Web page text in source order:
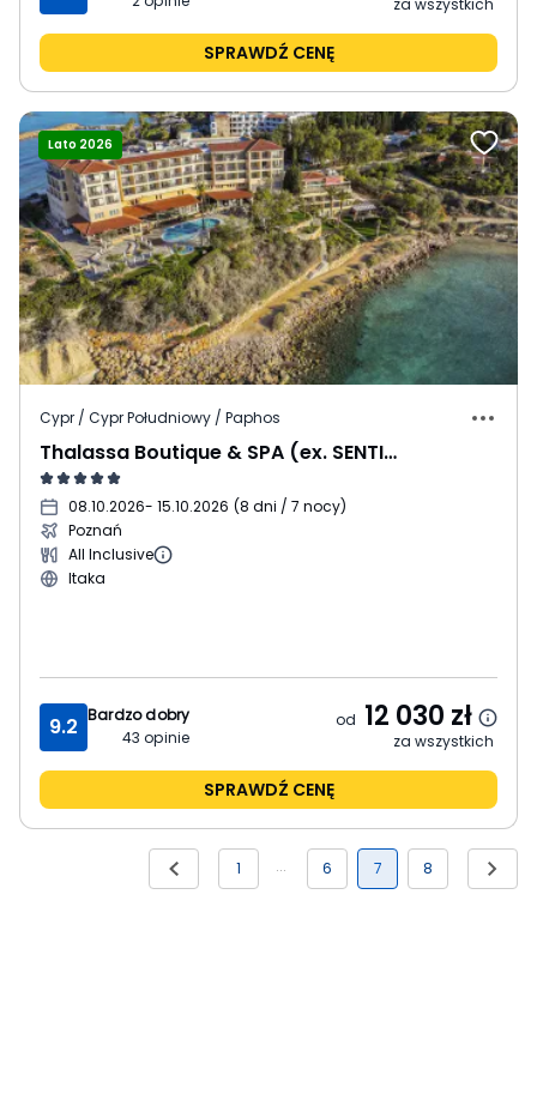
za wszystkich
SPRAWDŹ CENĘ
Lato 2026
Cypr / Cypr Południowy / Paphos
Thalassa Boutique & SPA (ex. SENTIDO Thalassa Coral Bay)
08.10.2026- 15.10.2026 (8 dni / 7 nocy)
Poznań
All Inclusive
Itaka
9.2 Bardzo dobry
43 opinie
od 12 030 zł
za wszystkich
SPRAWDŹ CENĘ
1 6 7 8